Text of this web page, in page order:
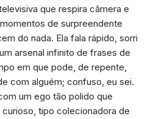
que respira câmera e
de surpreendente
do nada. Ela fala rápido, sorri
arsenal infinito de frases de
em que pode, de repente,
com alguém; confuso, eu sei.
um ego tão polido que
tipo colecionadora de